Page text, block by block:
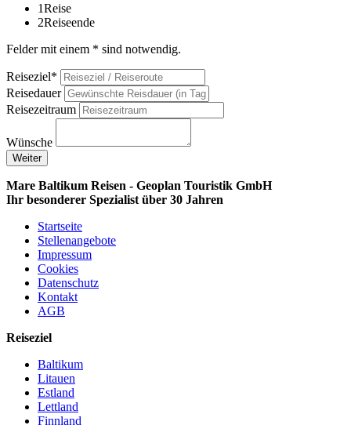
1Reise
2Reiseende
Felder mit einem * sind notwendig.
Reiseziel*
Reisedauer
Reisezeitraum
Wünsche
Weiter
Mare Baltikum Reisen - Geoplan Touristik GmbH
Ihr besonderer Spezialist über 30 Jahren
Startseite
Stellenangebote
Impressum
Cookies
Datenschutz
Kontakt
AGB
Reiseziel
Baltikum
Litauen
Estland
Lettland
Finnland